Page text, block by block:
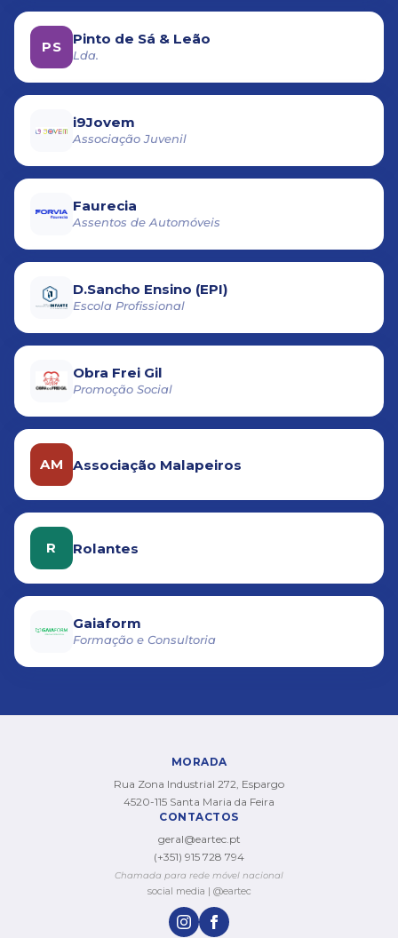
PS Pinto de Sá & Leão
Lda.
i9Jovem
Associação Juvenil
Faurecia
Assentos de Automóveis
D.Sancho Ensino (EPI)
Escola Profissional
Obra Frei Gil
Promoção Social
AM Associação Malapeiros
R Rolantes
Gaiaform
Formação e Consultoria
MORADA
Rua Zona Industrial 272, Espargo
4520-115 Santa Maria da Feira
CONTACTOS
geral@eartec.pt
(+351) 915 728 794
Chamada para rede móvel nacional
social media | @eartec